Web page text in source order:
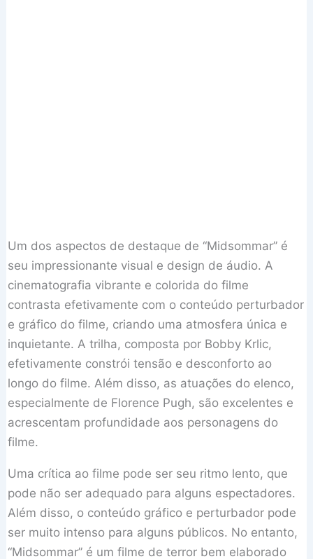
Um dos aspectos de destaque de “Midsommar” é
seu impressionante visual e design de áudio. A
cinematografia vibrante e colorida do filme
contrasta efetivamente com o conteúdo perturbador
e gráfico do filme, criando uma atmosfera única e
inquietante. A trilha, composta por Bobby Krlic,
efetivamente constrói tensão e desconforto ao
longo do filme. Além disso, as atuações do elenco,
especialmente de Florence Pugh, são excelentes e
acrescentam profundidade aos personagens do
filme.
Uma crítica ao filme pode ser seu ritmo lento, que
pode não ser adequado para alguns espectadores.
Além disso, o conteúdo gráfico e perturbador pode
ser muito intenso para alguns públicos. No entanto,
“Midsommar” é um filme de terror bem elaborado